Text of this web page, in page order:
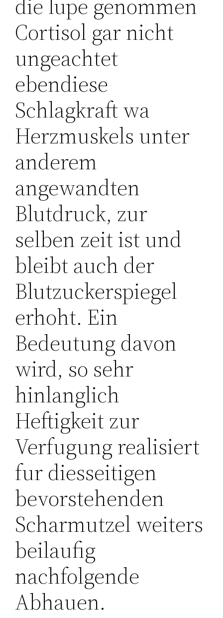
die lupe genommen
Cortisol gar nicht
ungeachtet
ebendiese
Schlagkraft wa
Herzmuskels unter
anderem
angewandten
Blutdruck, zur
selben zeit ist und
bleibt auch der
Blutzuckerspiegel
erhoht. Ein
Bedeutung davon
wird, so sehr
hinlanglich
Heftigkeit zur
Verfugung realisiert
fur diesseitigen
bevorstehenden
Scharmutzel weiters
beilaufig
nachfolgende
Abhauen.